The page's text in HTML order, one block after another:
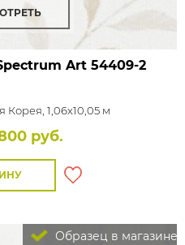
Art 54409-2
1,06x10,05 м
руб.
Образец в магазине